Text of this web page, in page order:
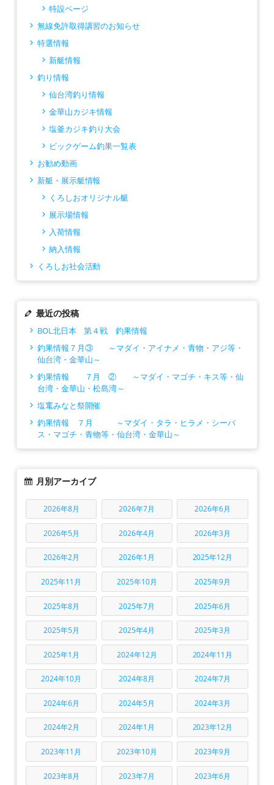
特設ページ
無線免許取得講習のお知らせ
特選情報
新艇情報
釣り情報
仙台湾釣り情報
金華山カジキ情報
塩釜カジキ釣り大会
ビックゲーム釣果一覧表
お勧め動画
新艇・展示艇情報
くろしおオリジナル艇
展示場情報
入荷情報
納入情報
くろしお社会活動
最近の投稿
BOL北日本 第４戦 釣果情報
釣果情報７月③ ～マダイ・アイナメ・青物・アジ等・
仙台湾・金華山～
釣果情報 ７月 ② ～マダイ・マゴチ・キス等・仙
台湾・金華山・松島湾～
塩竃みなと祭開催
釣果情報 ７月 ～マダイ・タラ・ヒラメ・シーバ
ス・マゴチ・青物等・仙台湾・金華山～
月別アーカイブ
2026年8月 2026年7月 2026年6月
2026年5月 2026年4月 2026年3月
2026年2月 2026年1月 2025年12月
2025年11月 2025年10月 2025年9月
2025年8月 2025年7月 2025年6月
2025年5月 2025年4月 2025年3月
2025年1月 2024年12月 2024年11月
2024年10月 2024年8月 2024年7月
2024年6月 2024年5月 2024年3月
2024年2月 2024年1月 2023年12月
2023年11月 2023年10月 2023年9月
2023年8月 2023年7月 2023年6月